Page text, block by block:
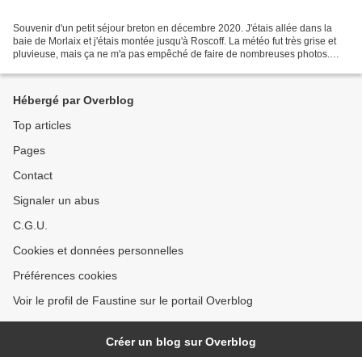
Souvenir d'un petit séjour breton en décembre 2020. J'étais allée dans la
baie de Morlaix et j'étais montée jusqu'à Roscoff. La météo fut très grise et
pluvieuse, mais ça ne m'a pas empêché de faire de nombreuses photos.
Hébergé par Overblog
Top articles
Pages
Contact
Signaler un abus
C.G.U.
Cookies et données personnelles
Préférences cookies
Voir le profil de Faustine sur le portail Overblog
Créer un blog sur Overblog